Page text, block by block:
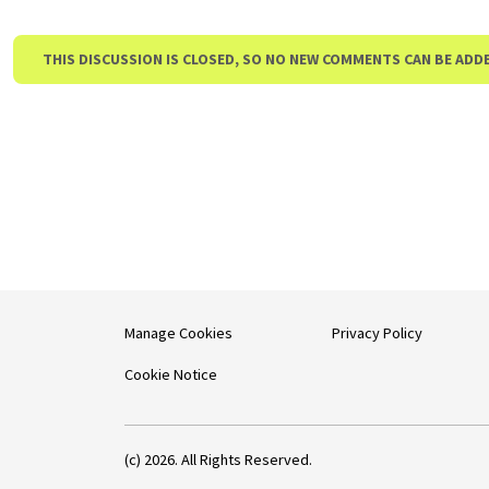
THIS DISCUSSION IS CLOSED, SO NO NEW COMMENTS CAN BE
Manage Cookies
Cookie Notice
Privacy Policy
(c) 2026. All Rights Reserved.